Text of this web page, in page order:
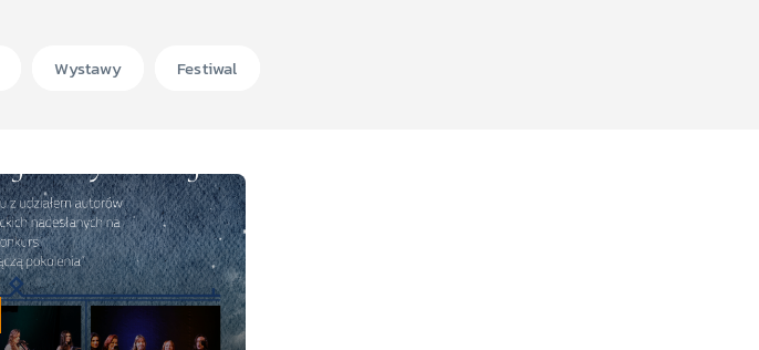
Wystawy Festiwal